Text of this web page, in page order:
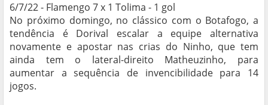
6/7/22 - Flamengo 7 x 1 Tolima - 1 gol
No próximo domingo, no clássico com o Botafogo, a
tendência é Dorival escalar a equipe alternativa
novamente e apostar nas crias do Ninho, que tem
ainda tem o lateral-direito Matheuzinho, para
aumentar a sequência de invencibilidade para 14
jogos.